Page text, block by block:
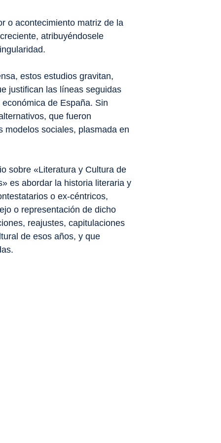
o acontecimiento matriz de la
atribuyéndosele
estos estudios gravitan,
justifican las líneas seguidas
de España. Sin
que fueron
modelos sociales, plasmada en
sobre «Literatura y Cultura de
es abordar la historia literaria y
o ex-céntricos,
o representación de dicho
reajustes, capitulaciones
de esos años, y que